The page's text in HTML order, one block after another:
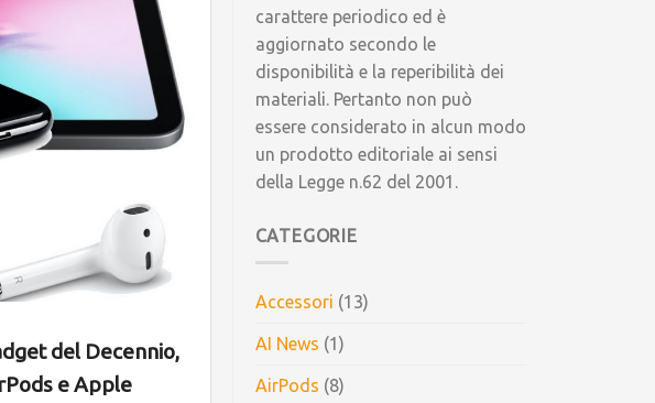
del Decennio,
e Apple
carattere periodico ed è
aggiornato secondo le
disponibilità e la reperibilità dei
materiali. Pertanto non può
essere considerato in alcun modo
un prodotto editoriale ai sensi
della Legge n.62 del 2001.
CATEGORIE
Accessori (13)
AI News (1)
AirPods (8)